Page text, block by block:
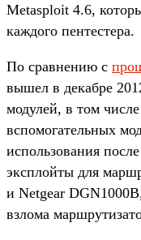
Metasploit 4.6,
каждого пентестера.
По сравнению с
вышел в декабре
модулей, в том
вспомогательных
использования
эксплойты для
и Netgear
взлома